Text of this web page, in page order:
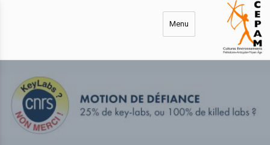
Menu